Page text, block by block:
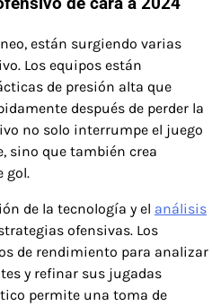
están surgiendo varias
Los equipos están
de presión alta que
después de perder la
no solo interrumpe el juego
sino que también crea
gol.
de la tecnología y el análisis
ofensivas. Los
de rendimiento para analizar
y refinar sus jugadas
permite una toma de